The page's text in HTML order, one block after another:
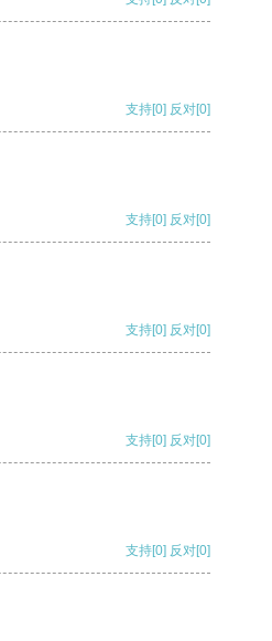
支持[0] 反对[0]
支持[0] 反对[0]
支持[0] 反对[0]
支持[0] 反对[0]
支持[0] 反对[0]